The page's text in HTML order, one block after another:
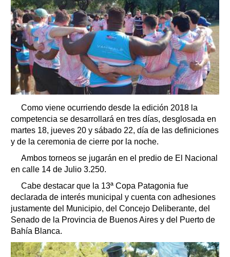
Como viene ocurriendo desde la edición 2018 la
competencia se desarrollará en tres días, desglosada en
martes 18, jueves 20 y sábado 22, día de las definiciones
y de la ceremonia de cierre por la noche.
Ambos torneos se jugarán en el predio de El Nacional
en calle 14 de Julio 3.250.
Cabe destacar que la 13ª Copa Patagonia fue
declarada de interés municipal y cuenta con adhesiones
justamente del Municipio, del Concejo Deliberante, del
Senado de la Provincia de Buenos Aires y del Puerto de
Bahía Blanca.